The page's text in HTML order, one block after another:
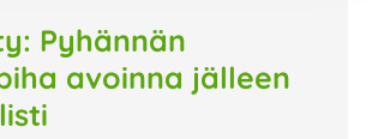
Pyhännän
avoinna jälleen